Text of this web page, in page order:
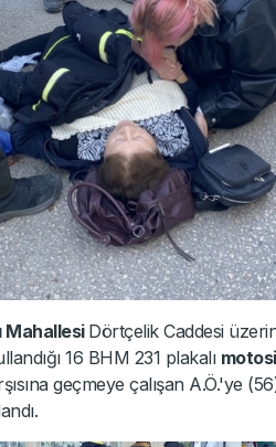
Mahallesi Dörtçelik Caddesi
16 BHM 231 plakalı
geçmeye çalışan A.Ö.'ye